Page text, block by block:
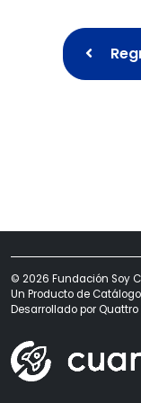
© 2026 Fundación Soy
Un Producto de
Desarrollado porQuattro